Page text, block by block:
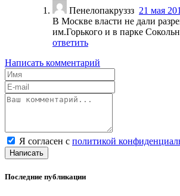
Пенелопакруззз 21 мая
В Москве власти не дали
им.Горького и в парке
ответить
Написать комментарий
Я согласен с политикой
Написать
Последние публикации